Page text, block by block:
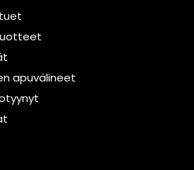
apuvälineet